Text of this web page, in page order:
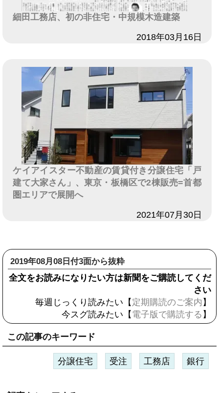
細田工務店、初の非住宅・中規模木造建築
2018年03月16日
ケイアイスター不動産の賃貸付き分譲住宅「戸
建て大家さん」、東京・板橋区で2棟販売=首都
圏エリアで展開へ
2021年07月30日
2019年08月08日付3面から抜粋
全文をお読みになりたい方は新聞をご購読してくだ
さい
毎週じっくり読みたい【 定期購読のご案内 】
今スグ読みたい【 電子版で購読する 】
この記事のキーワード
分譲住宅 受注 工務店 銀行